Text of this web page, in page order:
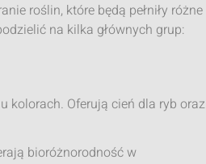
roślin, które będą pełniły różne
na kilka głównych grup:
kolorach. Oferują cień dla ryb oraz
bioróżnorodność w